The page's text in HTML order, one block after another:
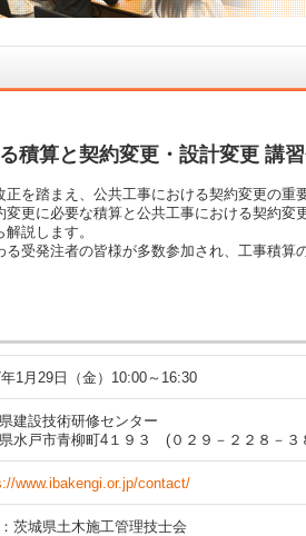
積算と契約変更・設計変更 講習
を踏まえ、公共工事における契約変更の重
更に必要な積算と公共工事における契約変
説します。
受発注者の皆様が多数参加され、工事積算
1月29日（金）10:00～16:30
建設技術研修センター
水戸市青柳町4１９３ (０２９－２２８－３
www.ibakengi.or.jp/contact/
茨城県土木施工管理技士会